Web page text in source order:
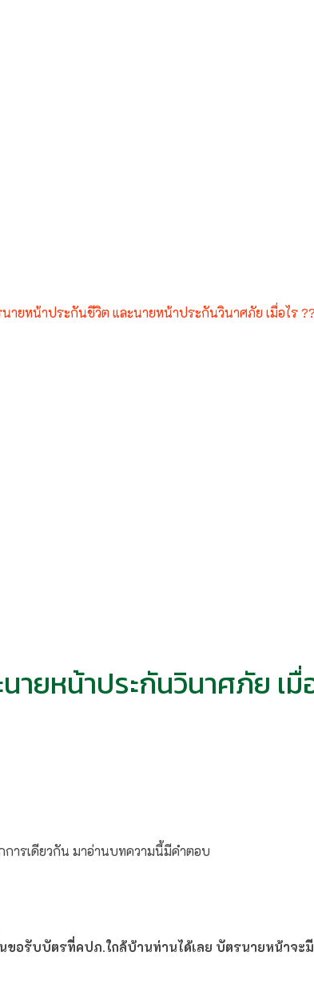
ายหน้าประกันชีวิต และนายหน้าประกันวินาศภัย เมื่อไร ??
ยหน้าประกันวินาศภัย เมื่
ารเดียวกัน มาอ่านบทความนี้มีคำตอบ
อรับบัตรที่คปภ.ใกล้บ้านท่านได้เลย บัตรนายหน้าจะ